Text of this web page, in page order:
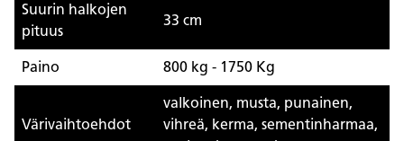
Suurin halkojen
pituus
33 cm
Paino 800 kg - 1750 Kg
Värivaihtoehdot
valkoinen, musta, punainen,
vihreä, kerma, sementinharmaa,